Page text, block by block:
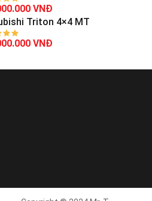
VNĐ
Triton 4×4 MT
VNĐ